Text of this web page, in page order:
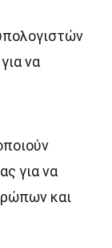
να
για να
και